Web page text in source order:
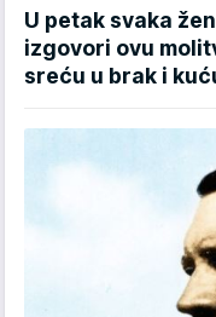
U petak svaka
izgovori ovu
sreću u brak i